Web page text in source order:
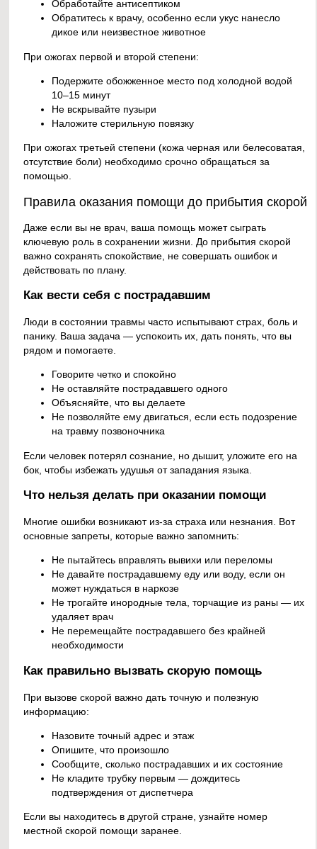
Обработайте антисептиком
Обратитесь к врачу, особенно если укус нанесло
дикое или неизвестное животное
При ожогах первой и второй степени:
Подержите обожженное место под холодной водой
10–15 минут
Не вскрывайте пузыри
Наложите стерильную повязку
При ожогах третьей степени (кожа черная или белесоватая,
отсутствие боли) необходимо срочно обращаться за
помощью.
Правила оказания помощи до прибытия скорой
Даже если вы не врач, ваша помощь может сыграть
ключевую роль в сохранении жизни. До прибытия скорой
важно сохранять спокойствие, не совершать ошибок и
действовать по плану.
Как вести себя с пострадавшим
Люди в состоянии травмы часто испытывают страх, боль и
панику. Ваша задача — успокоить их, дать понять, что вы
рядом и помогаете.
Говорите четко и спокойно
Не оставляйте пострадавшего одного
Объясняйте, что вы делаете
Не позволяйте ему двигаться, если есть подозрение
на травму позвоночника
Если человек потерял сознание, но дышит, уложите его на
бок, чтобы избежать удушья от западания языка.
Что нельзя делать при оказании помощи
Многие ошибки возникают из-за страха или незнания. Вот
основные запреты, которые важно запомнить:
Не пытайтесь вправлять вывихи или переломы
Не давайте пострадавшему еду или воду, если он
может нуждаться в наркозе
Не трогайте инородные тела, торчащие из раны — их
удаляет врач
Не перемещайте пострадавшего без крайней
необходимости
Как правильно вызвать скорую помощь
При вызове скорой важно дать точную и полезную
информацию:
Назовите точный адрес и этаж
Опишите, что произошло
Сообщите, сколько пострадавших и их состояние
Не кладите трубку первым — дождитесь
подтверждения от диспетчера
Если вы находитесь в другой стране, узнайте номер
местной скорой помощи заранее.